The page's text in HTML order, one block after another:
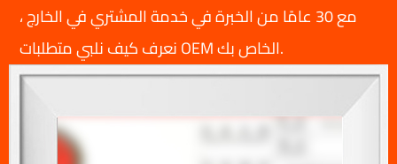
مع 30 عامًا من الخبرة في خدمة المشتري في الخارج ،
نعرف كيف نلبي متطلبات OEM الخاص بك.